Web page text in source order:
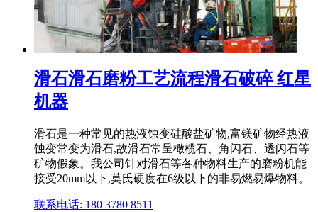
滑石滑石磨粉工艺流程滑石破碎 红星
机器
滑石是一种常见的热液蚀变硅酸盐矿物,富镁矿物经热液
蚀变常变为滑石,故滑石常呈橄榄石、角闪石、透闪石等
矿物假象。我公司针对滑石等各种物料生产的磨粉机能
接受20mm以下,莫氏硬度在6级以下的非易燃易爆物料。
联系电话: 180 3780 8511